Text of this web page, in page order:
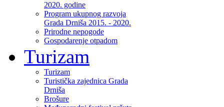
2020. godine
Program ukupnog razvoja
Grada Drniša 2015. - 2020.
Prirodne nepogode
Gospodarenje otpadom
Turizam
Turizam
Turistička zajednica Grada
Drniša
Brošure